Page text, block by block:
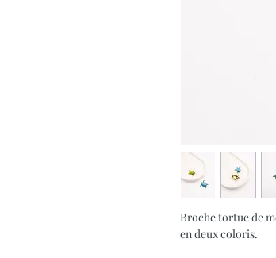
Broche tortue de
en deux coloris.